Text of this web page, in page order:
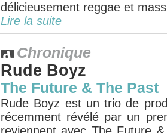
délicieusement reggae et
Lire la suite
Chronique
Rude Boyz
The Future & The Past
Rude Boyz est un trio de
récemment révélé par un